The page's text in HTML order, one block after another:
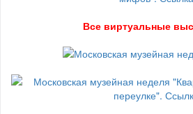
Все виртуальные